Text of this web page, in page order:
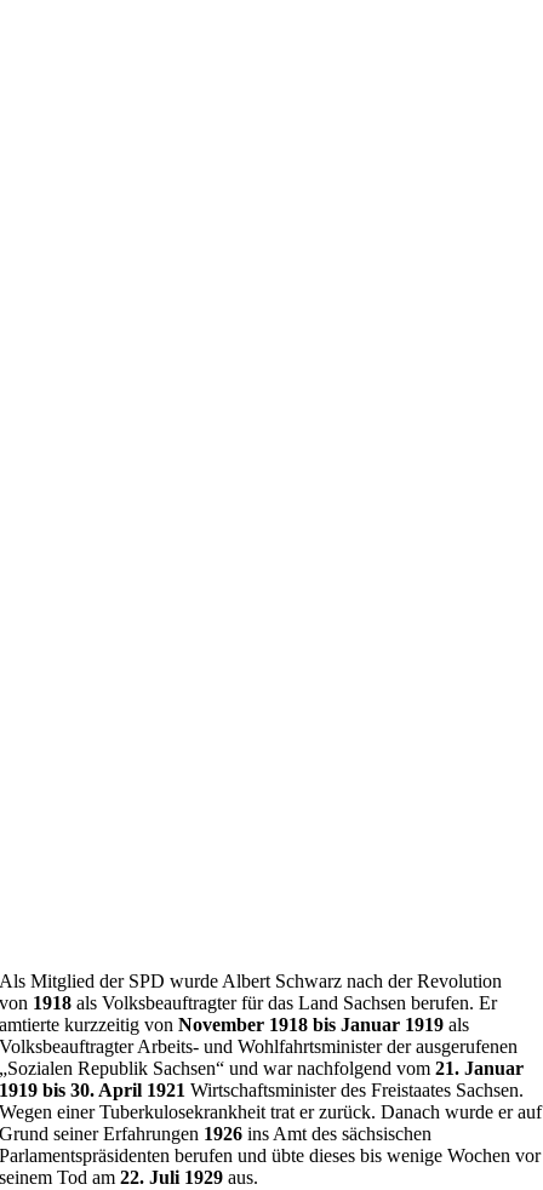
Als Mitglied der SPD wurde Albert Schwarz nach der Revolution
von 1918 als Volksbeauftragter für das Land Sachsen berufen. Er
amtierte kurzzeitig von November 1918 bis Januar 1919als
Volksbeauftragter Arbeits- und Wohlfahrtsminister der ausgerufenen
„Sozialen Republik Sachsen“ und war nachfolgend vom21. Januar
1919 bis 30. April 1921 Wirtschaftsminister des Freistaates Sachsen.
Wegen einer Tuberkulosekrankheit trat er zurück. Danach wurde er auf
Grund seiner Erfahrungen 1926 ins Amt des sächsischen
Parlamentspräsidenten berufen und übte dieses bis wenige Wochen vor
seinem Tod am22. Juli 1929 aus.